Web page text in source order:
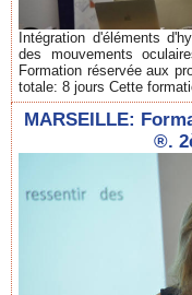
Intégration d'éléments
des mouvements
Formation réservée aux
totale: 8 jours Cette
MARSEILLE:
®.